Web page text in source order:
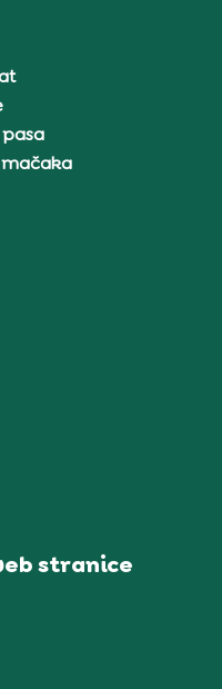
stranice